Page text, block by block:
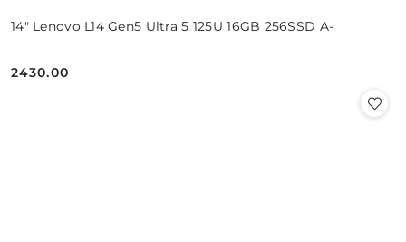
14" Lenovo L14 Gen5 Ultra 5 125U 16GB 256SSD A-
Cena:
2430.00